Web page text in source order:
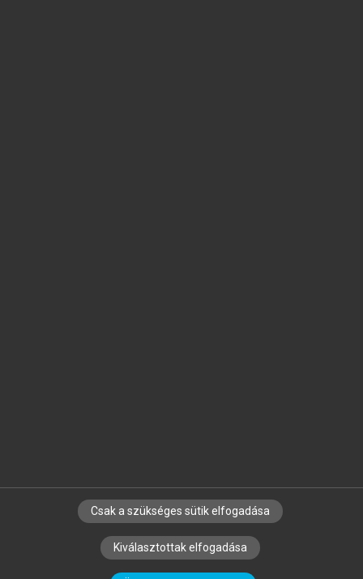
SZERZŐKNEK CÉGEKNEK KÖNYVTÁROSOKNAK
SZERKESZTÉSI ÉS LEKTORÁLÁSI ALAPELVEK
Csak a szükséges sütik elfogadása
Kiválasztottak elfogadása